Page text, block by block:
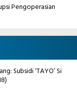
Pengoperasian
Subsidi ‘TAYO’ Si